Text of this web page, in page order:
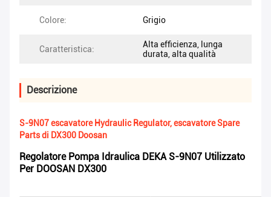
Colore: Grigio
Caratteristica:
Alta efficienza, lunga
durata, alta qualità
Descrizione
S-9N07 escavatore Hydraulic Regulator, escavatore Spare
Parts di DX300 Doosan
Regolatore Pompa Idraulica DEKA S-9N07 Utilizzato
Per DOOSAN DX300